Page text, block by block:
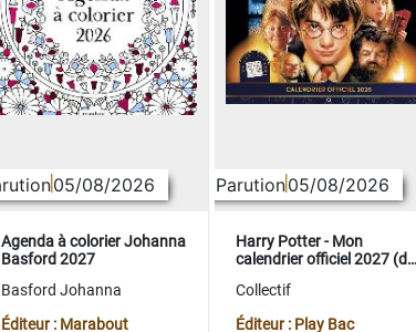
05/08/2026
Agenda à colorier Johanna
Basford 2027
Basford Johanna
Éditeur : Marabout
Parution05/08/2026
Harry Potter - Mon
calendrier officiel 2027 (de
Collectif
Éditeur : Play Bac